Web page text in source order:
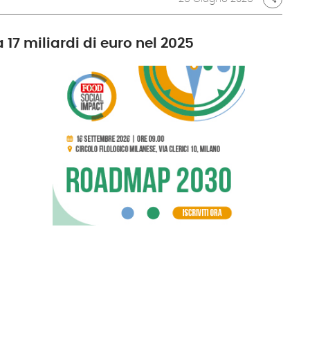
miliardi di euro nel 2025